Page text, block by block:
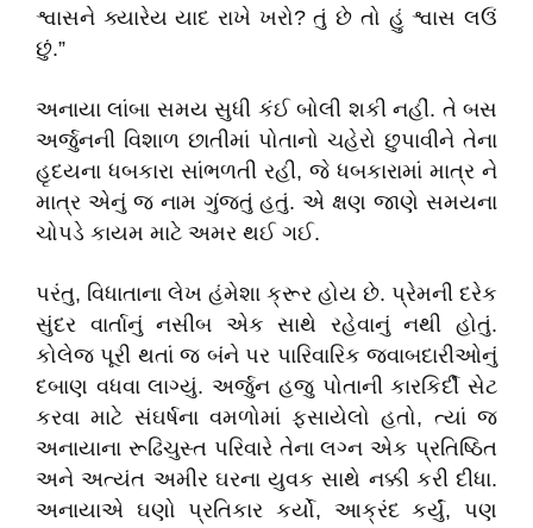
શ્વાસને ક્યારેય યાદ રાખે ખરો? તું છે તો હું શ્વાસ લઉં
છું.”
​અનાયા લાંબા સમય સુધી કંઈ બોલી શકી નહીં. તે બસ
અર્જુનની વિશાળ છાતીમાં પોતાનો ચહેરો છુપાવીને તેના
હૃદયના ધબકારા સાંભળતી રહી, જે ધબકારામાં માત્ર ને
માત્ર એનું જ નામ ગુંજતું હતું. એ ક્ષણ જાણે સમયના
ચોપડે કાયમ માટે અમર થઈ ગઈ.
​પરંતુ, વિધાતાના લેખ હંમેશા ક્રૂર હોય છે. પ્રેમની દરેક
સુંદર વાર્તાનું નસીબ એક સાથે રહેવાનું નથી હોતું.
કોલેજ પૂરી થતાં જ બંને પર પારિવારિક જવાબદારીઓનું
દબાણ વધવા લાગ્યું. અર્જુન હજુ પોતાની કારકિર્દી સેટ
કરવા માટે સંઘર્ષના વમળોમાં ફસાયેલો હતો, ત્યાં જ
અનાયાના રૂઢિચુસ્ત પરિવારે તેના લગ્ન એક પ્રતિષ્ઠિત
અને અત્યંત અમીર ઘરના યુવક સાથે નક્કી કરી દીધા.
અનાયાએ ઘણો પ્રતિકાર કર્યો, આક્રંદ કર્યું, પણ